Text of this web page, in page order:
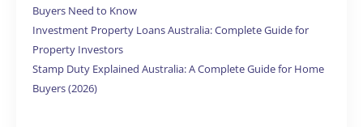
Buyers Need to Know
Investment Property Loans Australia: Complete Guide for
Property Investors
Stamp Duty Explained Australia: A Complete Guide for Home
Buyers (2026)